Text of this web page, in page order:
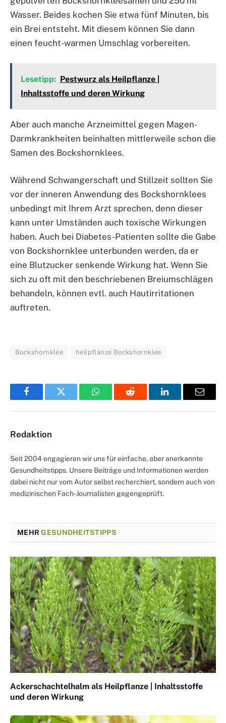
Wasser. Beides kochen Sie etwa fünf Minuten, bis
ein Brei entsteht. Mit diesem können Sie dann
einen feucht-warmen Umschlag vorbereiten.
Lesetipp: Pestwurz als Heilpflanze |
Inhaltsstoffe und deren Wirkung
Aber auch manche Arzneimittel gegen Magen-
Darmkrankheiten beinhalten mittlerweile schon die
Samen des Bockshornklees.
Während Schwangerschaft und Stillzeit sollten Sie
vor der inneren Anwendung des Bockshornklees
unbedingt mit Ihrem Arzt sprechen, denn dieser
kann unter Umständen auch toxische Wirkungen
haben. Auch bei Diabetes-Patienten sollte die Gabe
von Bockshornklee unterbunden werden, da er
eine Blutzucker senkende Wirkung hat. Wenn Sie
sich zu oft mit den beschriebenen Breiumschlägen
behandeln, können evtl. auch Hautirritationen
auftreten.
Bockshornklee heilpflanze Bockshornklee
FacebookTwitter WhatsAppReddit LinkedInEmail
Redaktion
Seit 2004 engagieren wir uns für einfache, aber anerkannte
Gesundheitstipps. Unsere Beiträge und Informationen werden
dabei nicht nur vom Autor selbst recherchiert, sondern auch von
medizinischen Fach-Journalisten gegengeprüft.
MEHRGESUNDHEITSTIPPS
Ackerschachtelhalm als Heilpflanze | Inhaltsstoffe
und deren Wirkung